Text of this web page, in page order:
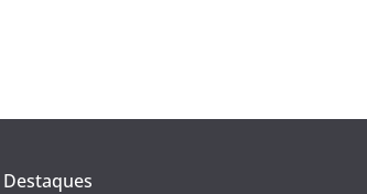
Destaques